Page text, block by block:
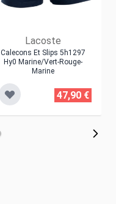
Lacoste
Calecons Et Slips 5h1297
Hy0 Marine/vert-Rouge-
Marine
47,90 €